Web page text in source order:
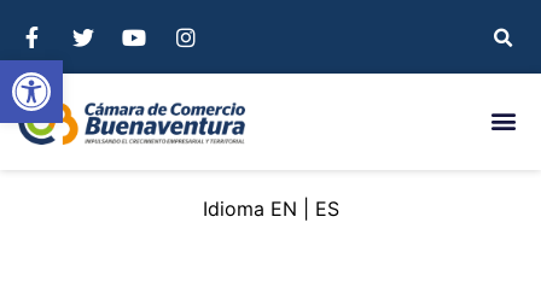
Abrir barra de herramientas
EN ES